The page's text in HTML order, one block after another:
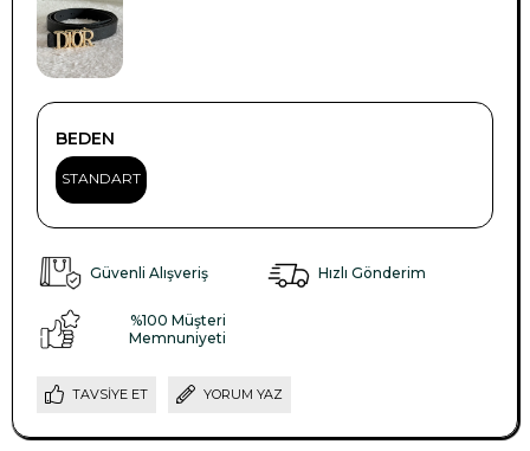
BEDEN
STANDART
Güvenli Alışveriş Hızlı Gönderim
%100 Müşteri
Memnuniyeti
TAVSIYE ET YORUM YAZ